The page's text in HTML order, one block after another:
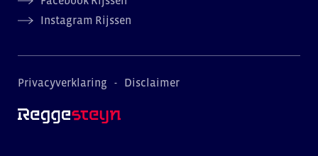
Instagram Rijssen
Privacyverklaring Disclaimer